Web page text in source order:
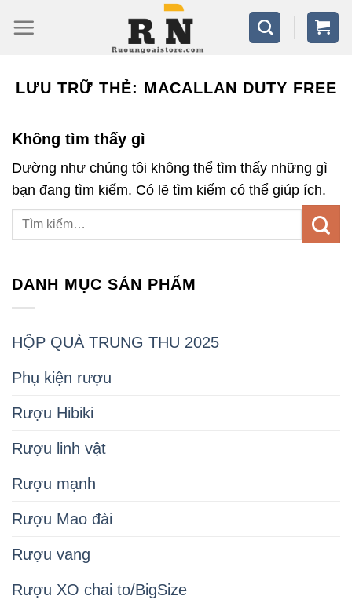
qua
dungLƯU TRỮ THẺ: MACALLAN DUTY FREE
Không tìm thấy gì
Dường như chúng tôi không thể tìm thấy những gì
bạn đang tìm kiếm. Có lẽ tìm kiếm có thể giúp ích.
DANH MỤC SẢN PHẨM
HỘP QUÀ TRUNG THU 2025
Phụ kiện rượu
Rượu Hibiki
Rượu linh vật
Rượu mạnh
Rượu Mao đài
Rượu vang
Rượu XO chai to/BigSize